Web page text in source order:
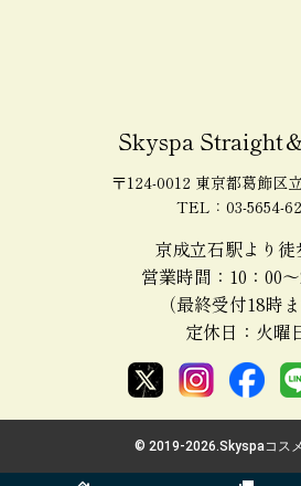
Skyspa Straight
〒124-0012 東京都葛飾区
TEL：03-5654-
京成立石駅より徒
営業時間：10：00
（最終受付18時ま
定休日：火曜
© 2019-2026.Skyspaコス